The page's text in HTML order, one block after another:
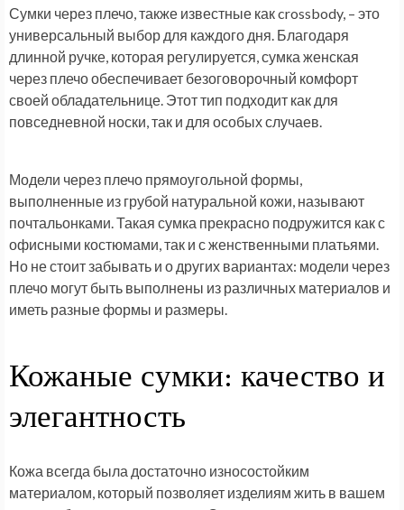
Сумки через плечо, также известные как crossbody, – это
универсальный выбор для каждого дня. Благодаря
длинной ручке, которая регулируется, сумка женская
через плечо обеспечивает безоговорочный комфорт
своей обладательнице. Этот тип подходит как для
повседневной носки, так и для особых случаев.
Модели через плечо прямоугольной формы,
выполненные из грубой натуральной кожи, называют
почтальонками. Такая сумка прекрасно подружится как с
офисными костюмами, так и с женственными платьями.
Но не стоит забывать и о других вариантах: модели через
плечо могут быть выполнены из различных материалов и
иметь разные формы и размеры.
Кожаные сумки: качество и
элегантность
Кожа всегда была достаточно износостойким
материалом, который позволяет изделиям жить в вашем